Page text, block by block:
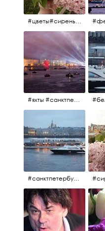
#цветы#сирень #розоваясирень #натюрморт #натюрмортсцветами #весна2012 #пробуждение
#яхты #санктпетербург #нева #белыеночи2012 #алыепаруса #алыепаруса2012#парусник#салют#фейерверк
#санктпетербург #нева#яхты#2012 #белыеночи#белыеночи2012